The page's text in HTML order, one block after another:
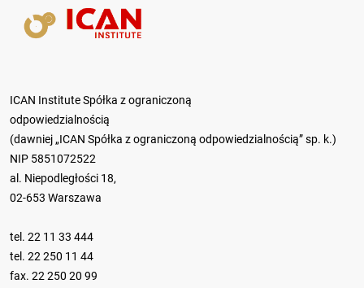
ICAN Institute Spółka z ograniczoną
odpowiedzialnością
(dawniej „ICAN Spółka z ograniczoną odpowiedzialnością” sp. k.)
NIP 5851072522
al. Niepodległości 18,
02-653 Warszawa
tel. 22 11 33 444
tel. 22 250 11 44
fax. 22 250 20 99